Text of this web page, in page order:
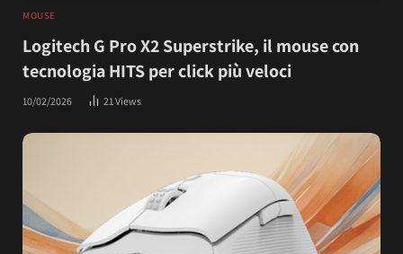
MOUSE
Logitech G Pro X2 Superstrike, il mouse con
tecnologia HITS per click più veloci
10/02/2026 21Views